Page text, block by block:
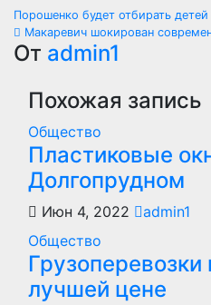
Навигация
по
записям
Порошенко будет отбирать
Макаревич шокирован
От admin1
Похожая запись
Общество
Пластиковые
Долгопрудном
Июн 4, 2022
admin1
Общество
Грузоперевозки
лучшей цене